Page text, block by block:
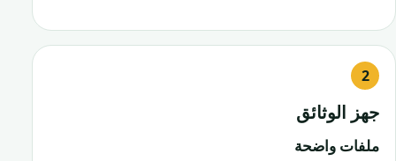
جهز الوثائق
ملفات واضحة